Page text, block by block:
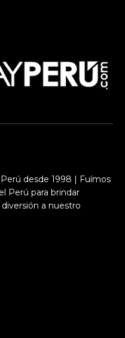
desde 1998 | Fuímos
Perú para brindar
a nuestro